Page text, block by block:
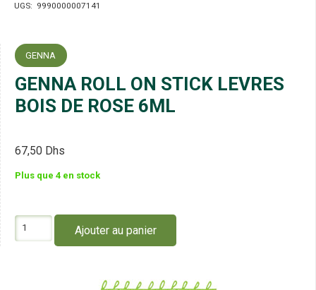
UGS: 9990000007141
GENNA
GENNA ROLL ON STICK LEVRES
BOIS DE ROSE 6ML
67,50 Dhs
Plus que 4 en stock
Ajouter au panier